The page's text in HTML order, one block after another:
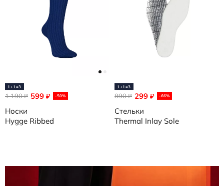
1+1=3
599 ₽ -50%
1 190₽
Носки
Hygge Ribbed
1+1=3
299 ₽ -66%
890₽
Стельки
Thermal Inlay Sole